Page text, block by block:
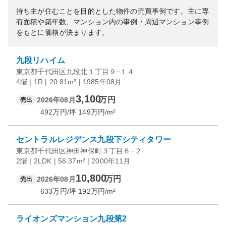
持ち主が住むことを目的とした物件の売買事例です。 主に専
有面積や築年数、マンション内の事例・周辺マンション事例
をもとに価格が決まります。
九段リハイム
東京都千代田区九段北１丁目９−１４
4階 | 1R | 20.81m² | 1985年08月
売出 2026年08月 3,100万円
492万円/坪 149万円/m²
セントラルレジデンス九段下シティタワー
東京都千代田区神田神保町３丁目６−２
2階 | 2LDK | 56.37m² | 2000年11月
売出 2026年08月 10,800万円
633万円/坪 192万円/m²
ライオンズマンション九段第2